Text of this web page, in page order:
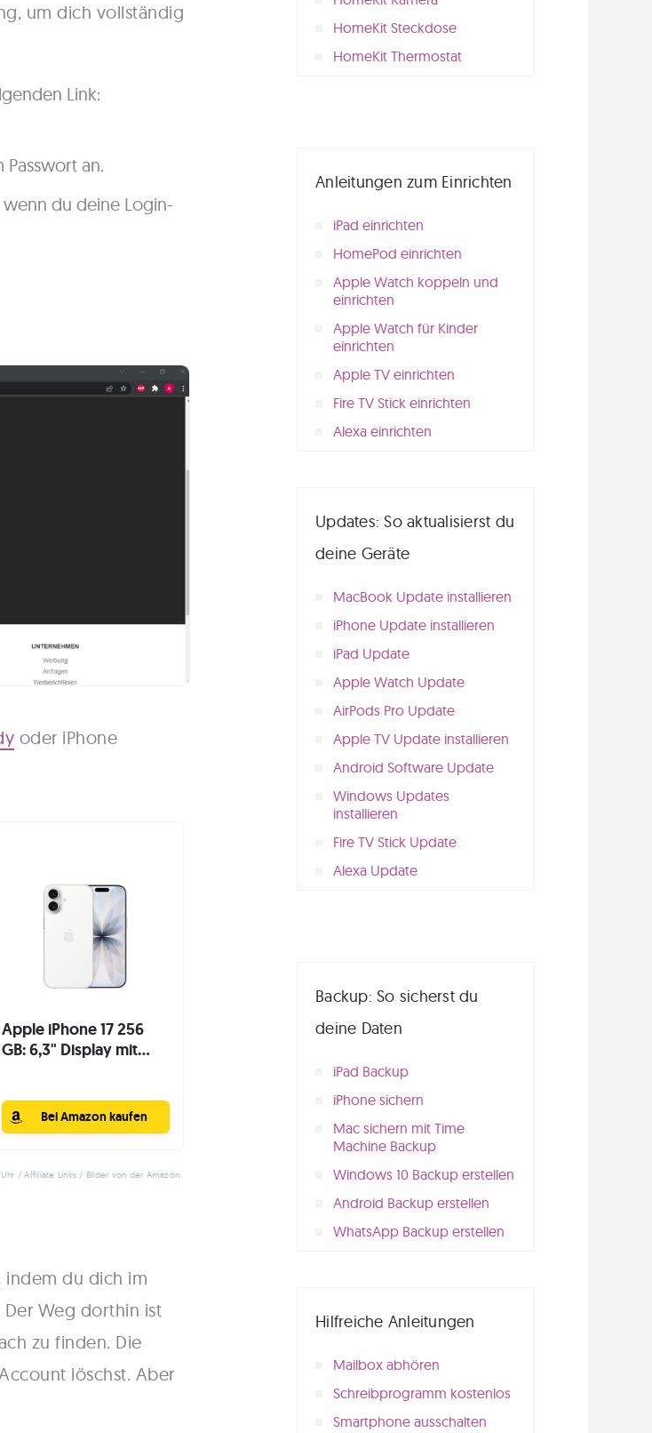
um dich vollständig
Link:
an.
du deine Login-
oder iPhone
Apple iPhone 17 256
GB: 6,3" Display mit...
Bei Amazon kaufen
/ Affiliate Links / Bilder von der Amazon
indem du dich im
Weg dorthin ist
zu finden. Die
löschst. Aber
HomeKit Steckdose
HomeKit Thermostat
Anleitungen zum Einrichten
iPad einrichten
HomePod einrichten
Apple Watch koppeln und
einrichten
Apple Watch für Kinder
einrichten
Apple TV einrichten
Fire TV Stick einrichten
Alexa einrichten
Updates: So aktualisierst du
deine Geräte
MacBook Update installieren
iPhone Update installieren
iPad Update
Apple Watch Update
AirPods Pro Update
Apple TV Update installieren
Android Software Update
Windows Updates
installieren
Fire TV Stick Update
Alexa Update
Backup: So sicherst du
deine Daten
iPad Backup
iPhone sichern
Mac sichern mit Time
Machine Backup
Windows 10 Backup erstellen
Android Backup erstellen
WhatsApp Backup erstellen
Hilfreiche Anleitungen
Mailbox abhören
Schreibprogramm kostenlos
Smartphone ausschalten